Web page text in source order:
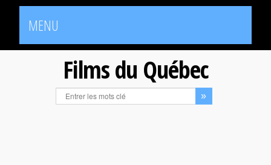
MENU
Films du Québec